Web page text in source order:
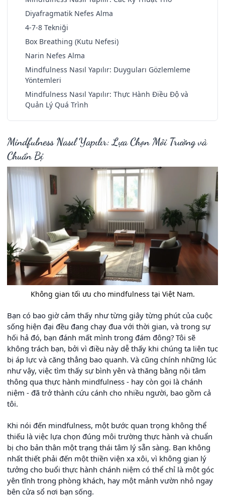
Diyafragmatik Nefes Alma
4-7-8 Tekniği
Box Breathing (Kutu Nefesi)
Narin Nefes Alma
Mindfulness Nasıl Yapılır: Duyguları Gözlemleme
Yöntemleri
Mindfulness Nasıl Yapılır: Thực Hành Điều Độ và
Quản Lý Quá Trình
Mindfulness Nasıl Yapılır: Lựa Chọn Môi Trường và
Chuẩn Bị
Không gian tối ưu cho mindfulness tại Việt Nam.
Bạn có bao giờ cảm thấy như từng giây từng phút của cuộc
sống hiện đại đều đang chạy đua với thời gian, và trong sự
hối hả đó, bạn đánh mất mình trong đám đông? Tôi sẽ
không trách bạn, bởi vì điều này dễ thấy khi chúng ta liên tục
bị áp lực và căng thẳng bao quanh. Và cũng chính những lúc
như vậy, việc tìm thấy sự bình yên và thăng bằng nội tâm
thông qua thực hành mindfulness - hay còn gọi là chánh
niệm - đã trở thành cứu cánh cho nhiều người, bao gồm cả
tôi.
Khi nói đến mindfulness, một bước quan trọng không thể
thiếu là việc lựa chọn đúng môi trường thực hành và chuẩn
bị cho bản thân một trạng thái tâm lý sẵn sàng. Bạn không
nhất thiết phải đến một thiền viện xa xôi, vì không gian lý
tưởng cho buổi thực hành chánh niệm có thể chỉ là một góc
yên tĩnh trong phòng khách, hay một mảnh vườn nhỏ ngay
bên cửa sổ nơi bạn sống.